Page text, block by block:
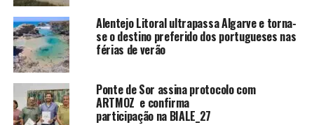
Alentejo Litoral ultrapassa Algarve e torna-
se o destino preferido dos portugueses nas
férias de verão
Ponte de Sor assina protocolo com
ARTMOZ e confirma
participação na BIALE_27